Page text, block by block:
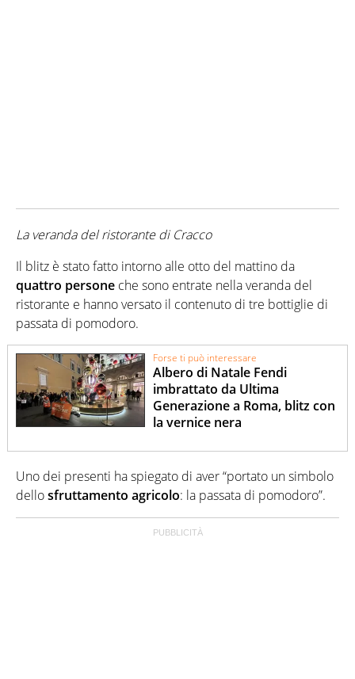
La veranda del ristorante di Cracco
Il blitz è stato fatto intorno alle otto del mattino da
quattro persone che sono entrate nella veranda del
ristorante e hanno versato il contenuto di tre bottiglie di
passata di pomodoro.
Forse ti può interessare
Albero di Natale Fendi
imbrattato da Ultima
Generazione a Roma, blitz con
la vernice nera
Uno dei presenti ha spiegato di aver “portato un simbolo
dellosfruttamento agricolo: la passata di pomodoro”.